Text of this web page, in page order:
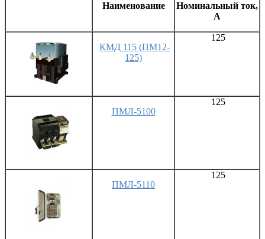
Наименование
Номинальный ток,
А
КМД 115 (ПМ12-
125)
125
ПМЛ-5100
125
ПМЛ-5110
125